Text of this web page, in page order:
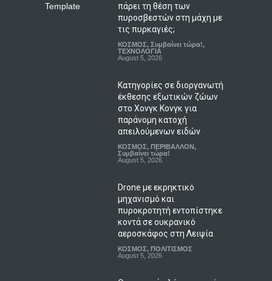
πάρει τη θέση των
πυροσβεστών στη μάχη με
τις πυρκαγιές;
ΚΟΣΜΟΣ, Συμβαίνει τώρα!,
ΤΕΧΝΟΛΟΓΙΑ
August 5, 2026
Κατηγορίες σε διοργανωτή
έκθεσης εξωτικών ζώων
στο Χονγκ Κονγκ για
παράνομη κατοχή
απειλούμενων ειδών
ΚΟΣΜΟΣ, ΠΕΡΙΒΑΛΛΟΝ,
Συμβαίνει τώρα!
August 5, 2026
Drone με εκρηκτικό
μηχανισμό και
πυροκροτητή εντοπίστηκε
κοντά σε ουκρανικό
αεροσκάφος στη Λειψία
ΚΟΣΜΟΣ, ΠΟΛΙΤΙΣΜΟΣ
August 5, 2026